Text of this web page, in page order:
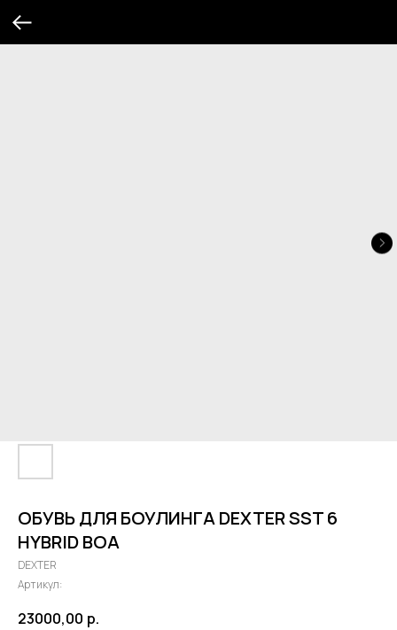
ОБУВЬ ДЛЯ БОУЛИНГА DEXTER SST 6
HYBRID BOA
DEXTER
Артикул:
23000,00 р.